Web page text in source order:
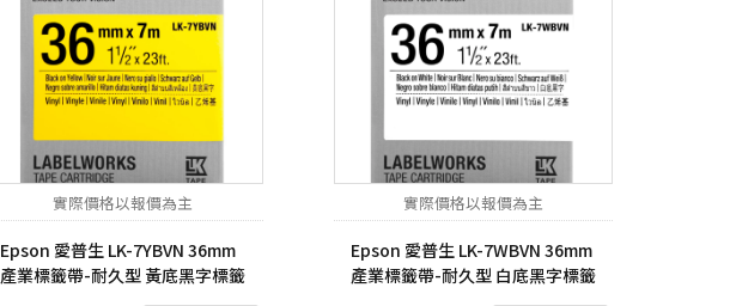
實際價格以報價為主
Epson 愛普生 LK-7YBVN 36mm
產業標籤帶-耐久型 黃底黑字標籤
實際價格以報價為主
Epson 愛普生 LK-7WBVN 36mm
產業標籤帶-耐久型 白底黑字標籤